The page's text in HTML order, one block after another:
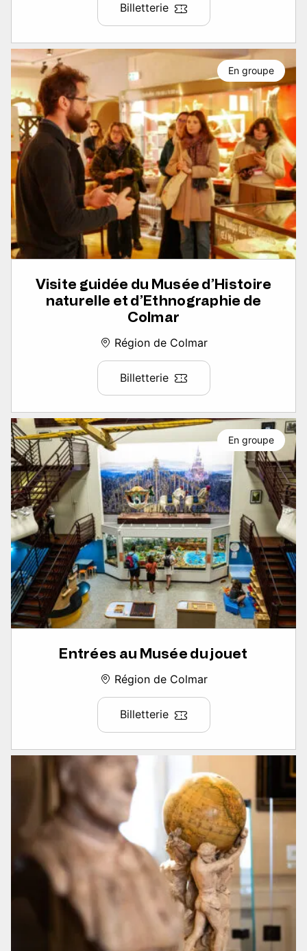
Billetterie
Visite guidée du Musée d’Histoire
naturelle et d’Ethnographie de
Colmar
Région de Colmar
Billetterie
En groupe
Entrées au Musée du jouet
Région de Colmar
Billetterie
En groupe